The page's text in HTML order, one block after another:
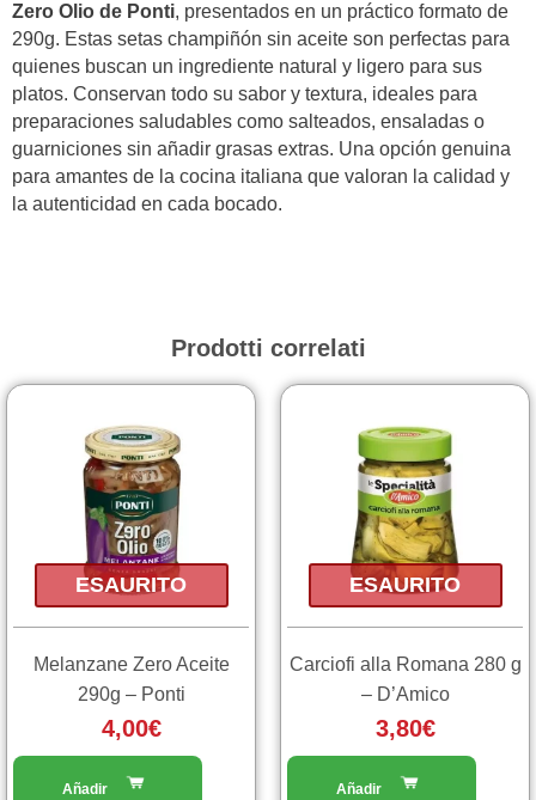
Zero Olio de Ponti, presentados en un práctico formato de
290g. Estas setas champiñón sin aceite son perfectas para
quienes buscan un ingrediente natural y ligero para sus
platos. Conservan todo su sabor y textura, ideales para
preparaciones saludables como salteados, ensaladas o
guarniciones sin añadir grasas extras. Una opción genuina
para amantes de la cocina italiana que valoran la calidad y
la autenticidad en cada bocado.
Prodotti correlati
ESAURITO
Melanzane Zero Aceite
290g – Ponti
4,00€
ESAURITO
Carciofi alla Romana 280 g
– D’Amico
3,80€